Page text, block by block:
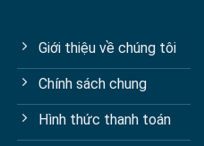
Giới thiệu về chúng tôi
Chính sách chung
Hình thức thanh toán